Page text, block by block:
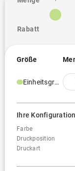
Rabatt
Größe
Einheitsgröße
Ihre Konfiguration
Farbe
Druckposition
Druckart